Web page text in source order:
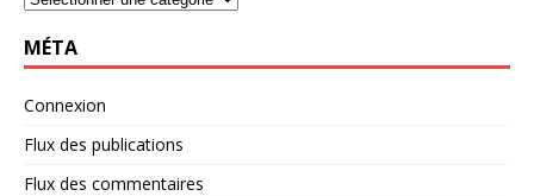
MÉTA
Connexion
Flux des publications
Flux des commentaires